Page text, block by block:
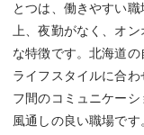
とつは、働きやすい
上、夜勤がなく、オ
な特徴です。北海道
ライフスタイルに合
フ間のコミュニケー
風通しの良い職場で